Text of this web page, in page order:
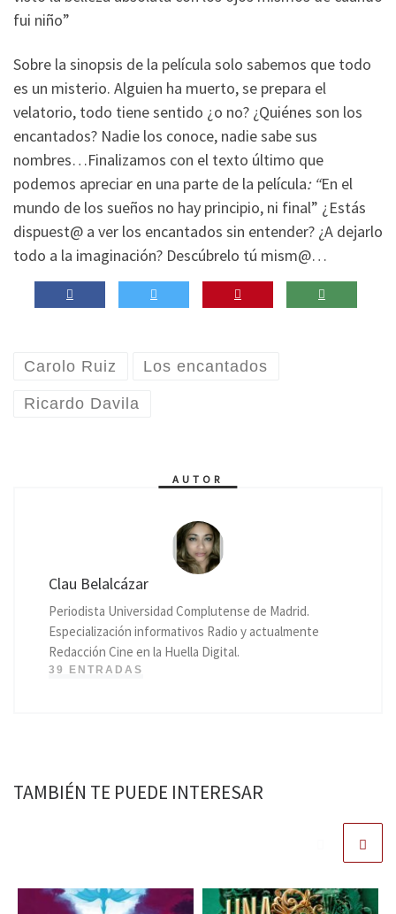
fui niño”
Sobre la sinopsis de la película solo sabemos que todo
es un misterio. Alguien ha muerto, se prepara el
velatorio, todo tiene sentido ¿o no? ¿Quiénes son los
encantados? Nadie los conoce, nadie sabe sus
nombres…Finalizamos con el texto último que
podemos apreciar en una parte de la película: “En el
mundo de los sueños no hay principio, ni final” ¿Estás
dispuest@ a ver los encantados sin entender? ¿A dejarlo
todo a la imaginación? Descúbrelo tú mism@…
Carolo Ruiz Los encantados
Ricardo Davila
AUTOR
Clau Belalcázar
Periodista Universidad Complutense de Madrid.
Especialización informativos Radio y actualmente
Redacción Cine en la Huella Digital.
39 ENTRADAS
TAMBIÉN TE PUEDE INTERESAR